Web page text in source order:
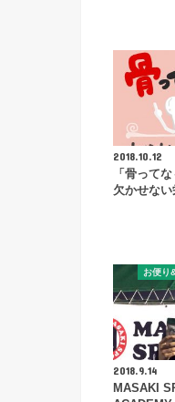
2018.10.12
「骨って
欠かせない
お便り
2018.9.14
MASAKI